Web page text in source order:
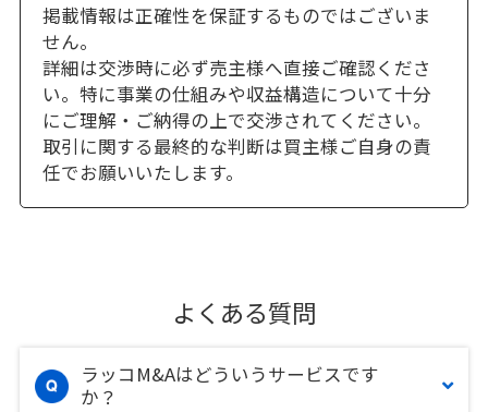
掲載情報は正確性を保証するものではございま
せん。
詳細は交渉時に必ず売主様へ直接ご確認くださ
い。特に事業の仕組みや収益構造について十分
にご理解・ご納得の上で交渉されてください。
取引に関する最終的な判断は買主様ご自身の責
任でお願いいたします。
よくある質問
ラッコM&Aはどういうサービスです
か？